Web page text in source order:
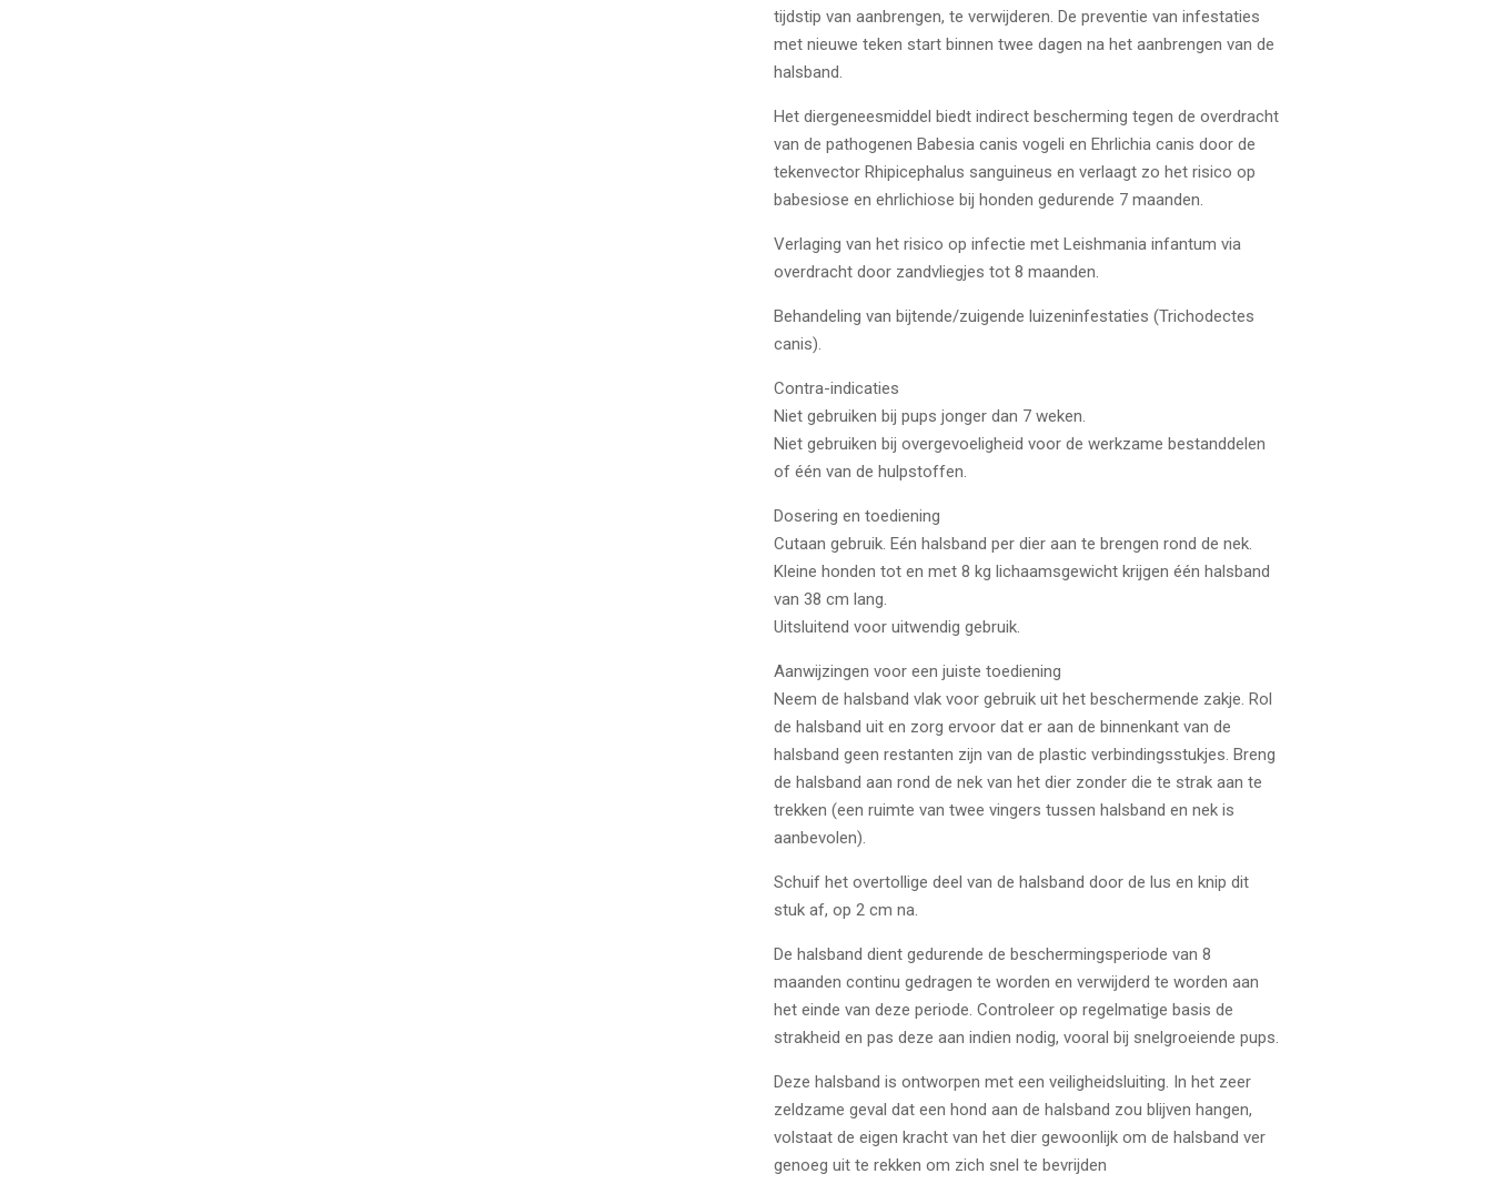
tijdstip van aanbrengen, te verwijderen. De preventie van infestaties
met nieuwe teken start binnen twee dagen na het aanbrengen van de
halsband.
Het diergeneesmiddel biedt indirect bescherming tegen de overdracht
van de pathogenen Babesia canis vogeli en Ehrlichia canis door de
tekenvector Rhipicephalus sanguineus en verlaagt zo het risico op
babesiose en ehrlichiose bij honden gedurende 7 maanden.
Verlaging van het risico op infectie met Leishmania infantum via
overdracht door zandvliegjes tot 8 maanden.
Behandeling van bijtende/zuigende luizeninfestaties (Trichodectes
canis).
Contra-indicaties
Niet gebruiken bij pups jonger dan 7 weken.
Niet gebruiken bij overgevoeligheid voor de werkzame bestanddelen
of één van de hulpstoffen.
Dosering en toediening
Cutaan gebruik. Eén halsband per dier aan te brengen rond de nek.
Kleine honden tot en met 8 kg lichaamsgewicht krijgen één halsband
van 38 cm lang.
Uitsluitend voor uitwendig gebruik.
Aanwijzingen voor een juiste toediening
Neem de halsband vlak voor gebruik uit het beschermende zakje. Rol
de halsband uit en zorg ervoor dat er aan de binnenkant van de
halsband geen restanten zijn van de plastic verbindingsstukjes. Breng
de halsband aan rond de nek van het dier zonder die te strak aan te
trekken (een ruimte van twee vingers tussen halsband en nek is
aanbevolen).
Schuif het overtollige deel van de halsband door de lus en knip dit
stuk af, op 2 cm na.
De halsband dient gedurende de beschermingsperiode van 8
maanden continu gedragen te worden en verwijderd te worden aan
het einde van deze periode. Controleer op regelmatige basis de
strakheid en pas deze aan indien nodig, vooral bij snelgroeiende pups.
Deze halsband is ontworpen met een veiligheidsluiting. In het zeer
zeldzame geval dat een hond aan de halsband zou blijven hangen,
volstaat de eigen kracht van het dier gewoonlijk om de halsband ver
genoeg uit te rekken om zich snel te bevrijden